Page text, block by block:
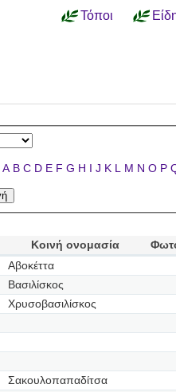
Τόποι
A B C D E F G H I J K L M N O P
Κοινή ονομασία
Αβοκέττα
Βασιλίσκος
Χρυσοβασιλίσκος
Σακουλοπαπαδίτσα